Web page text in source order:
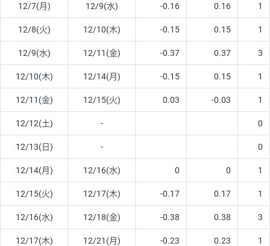
12/7(月) 12/9(水) -0.16 0.16 1
12/8(火) 12/10(木) -0.15 0.15 1
12/9(水) 12/11(金) -0.37 0.37 3
12/10(木) 12/14(月) -0.15 0.15 1
12/11(金) 12/15(火) 0.03 -0.03 1
12/12(土) - 0
12/13(日) - 0
12/14(月) 12/16(水) 0 0 1
12/15(火) 12/17(木) -0.17 0.17 1
12/16(水) 12/18(金) -0.38 0.38 3
12/17(木) 12/21(月) -0.23 0.23 1